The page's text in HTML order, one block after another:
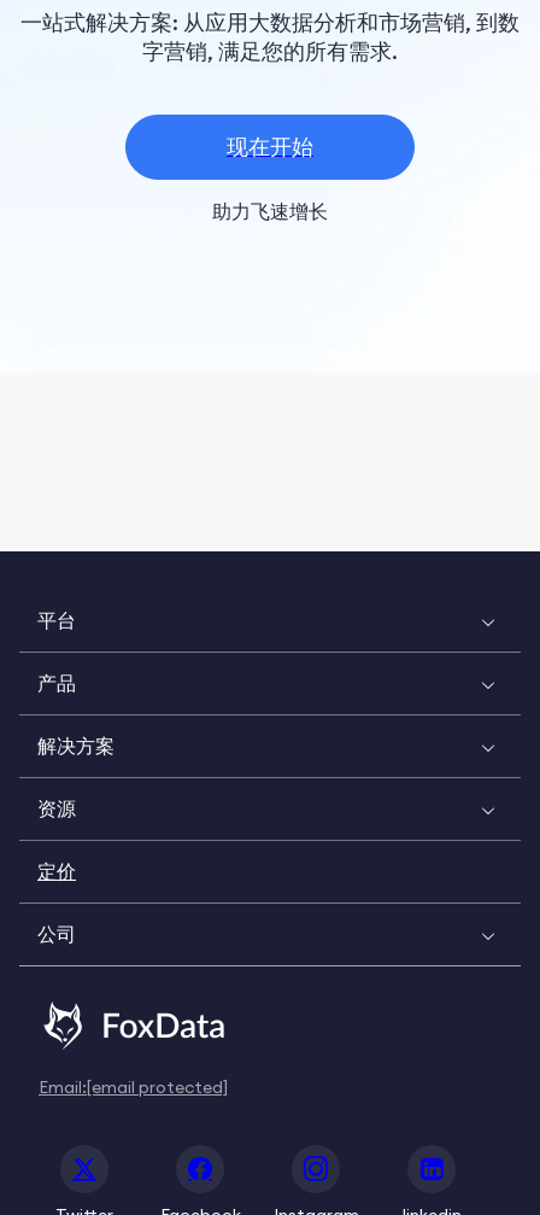
一站式解决方案: 从应用大数据分析和市场营销, 到数
字营销, 满足您的所有需求.
现在开始
助力飞速增长
平台
产品
解决方案
资源
定价
公司
Email:[email protected]